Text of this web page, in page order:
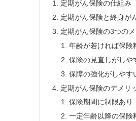
定期がん保険の仕組み
定期がん保険と終身が
定期がん保険の3つの
年齢が若ければ保険
保険の見直しがしや
保障の強化がしやす
定期がん保険のデメリ
保険期間に制限あり
一定年齢以降の保険